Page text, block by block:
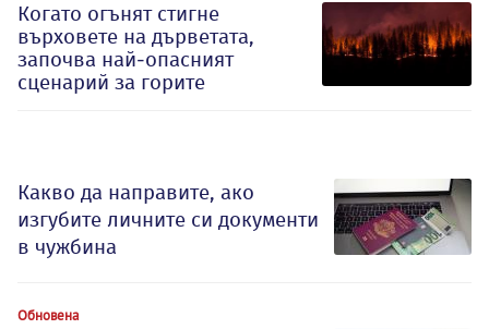
Когато огънят стигне
върховете на дърветата,
започва най-опасният
сценарий за горите
Какво да направите, ако
изгубите личните си документи
в чужбина
Обновена